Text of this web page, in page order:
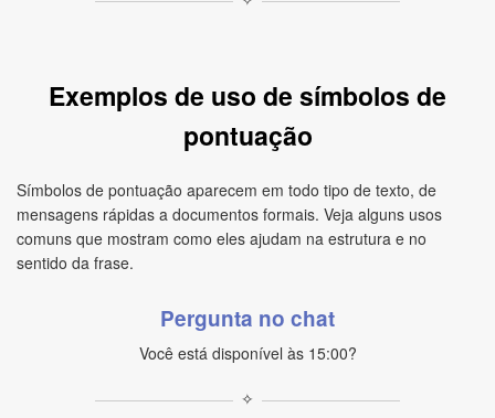
Exemplos de uso de símbolos de
pontuação
Símbolos de pontuação aparecem em todo tipo de texto, de
mensagens rápidas a documentos formais. Veja alguns usos
comuns que mostram como eles ajudam na estrutura e no
sentido da frase.
Pergunta no chat
Você está disponível às 15:00?
✧